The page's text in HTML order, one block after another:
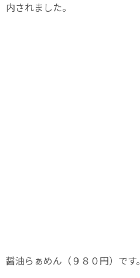
内されました。
醤油らぁめん（９８０円）です。